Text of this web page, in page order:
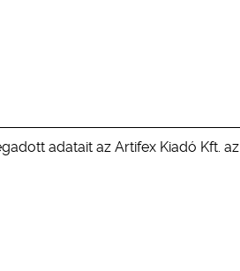
adatait az Artifex Kiadó Kft. az